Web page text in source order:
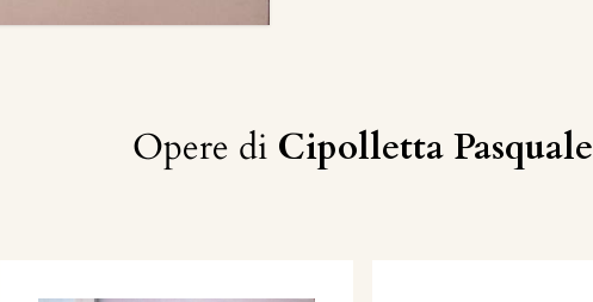
Opere di Cipolletta Pasquale